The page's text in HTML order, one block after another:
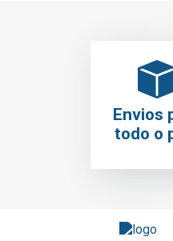
Envios
todo o